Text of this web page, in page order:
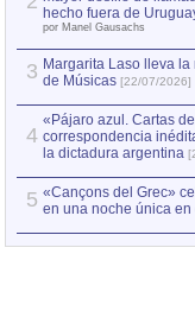
hecho fuera de
por Manel Gausachs
3 Margarita Laso lleva
de Músicas [22/07/2026]
4
«Pájaro azul. Cartas
correspondencia
la dictadura argentina
5 «Cançons del Grec»
en una noche única en